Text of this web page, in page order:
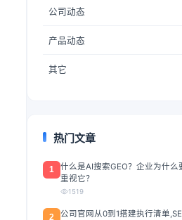
公司动态
产品动态
其它
热门文章
1
什么是AI搜索GEO？企业为什么
重视它？
1519
2
公司官网从0到1搭建执行清单